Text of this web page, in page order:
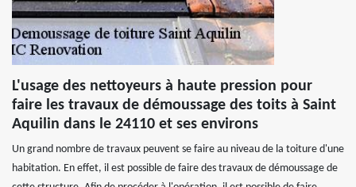
L'usage des nettoyeurs à haute pression pour
faire les travaux de démoussage des toits à Saint
Aquilin dans le 24110 et ses environs
Un grand nombre de travaux peuvent se faire au niveau de la toiture d'une
habitation. En effet, il est possible de faire des travaux de démoussage de